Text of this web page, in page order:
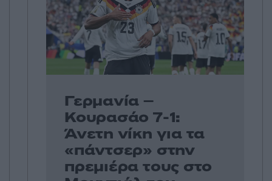
Γερμανία –
Κουρασάο 7-1:
Άνετη νίκη για τα
«πάντσερ» στην
πρεμιέρα τους στο